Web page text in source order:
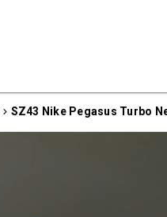
SZ43 Nike Pegasus Turbo